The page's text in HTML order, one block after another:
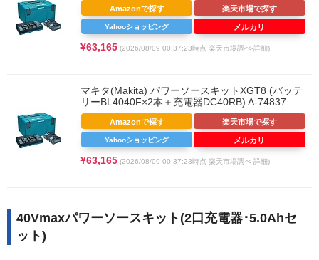
¥63,165 (2026/08/09 00:37:23時点 楽天市場調べ-詳細)
Amazonで探す 楽天市場で探す
Yahooショッピング メルカリ
マキタ(Makita) パワーソースキットXGT8 (バッテ
リーBL4040F×2本＋充電器DC40RB) A-74837
¥63,165 (2026/08/09 00:37:23時点 楽天市場調べ-詳細)
Amazonで探す 楽天市場で探す
Yahooショッピング メルカリ
40Vmaxパワーソースキット(2口充電器･5.0Ahセ
ット)